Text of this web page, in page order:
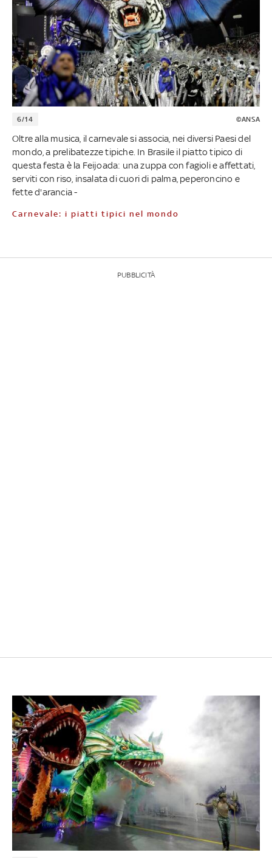
6/14 ©ANSA
Oltre alla musica, il carnevale si associa, nei diversi Paesi del
mondo, a prelibatezze tipiche. In Brasile il piatto tipico di
questa festa è la Feijoada: una zuppa con fagioli e affettati,
serviti con riso, insalata di cuori di palma, peperoncino e
fette d'arancia -
Carnevale: i piatti tipici nel mondo
PUBBLICITÀ